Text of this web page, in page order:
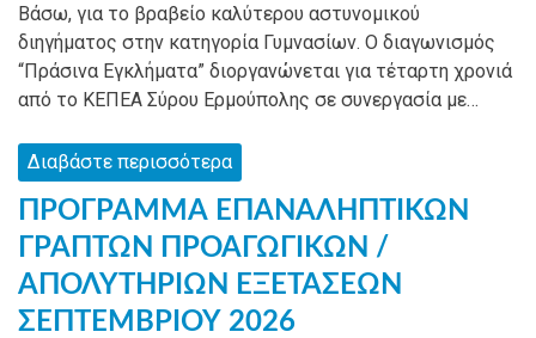
Βάσω, για το βραβείο καλύτερου αστυνομικού
διηγήματος στην κατηγορία Γυμνασίων. Ο διαγωνισμός
“Πράσινα Εγκλήματα” διοργανώνεται για τέταρτη χρονιά
από το ΚΕΠΕΑ Σύρου Ερμούπολης σε συνεργασία με…
Διαβάστε περισσότερα
ΠΡΟΓΡΑΜΜΑ ΕΠΑΝΑΛΗΠΤΙΚΩΝ
ΓΡΑΠΤΩΝ ΠΡΟΑΓΩΓΙΚΩΝ /
ΑΠΟΛΥΤΗΡΙΩΝ ΕΞΕΤΑΣΕΩΝ
ΣΕΠΤΕΜΒΡΙΟΥ 2026